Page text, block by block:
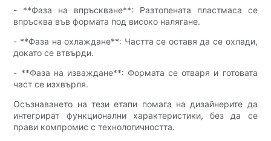
- **Фаза на впръскване**: Разтопената пластмаса се
впръсква във формата под високо налягане.
- **Фаза на охлаждане**: Частта се оставя да се охлади,
докато се втвърди.
- **Фаза на изваждане**: Формата се отваря и готовата
част се изхвърля.
Осъзнаването на тези етапи помага на дизайнерите да
интегрират функционални характеристики, без да се
прави компромис с технологичността.